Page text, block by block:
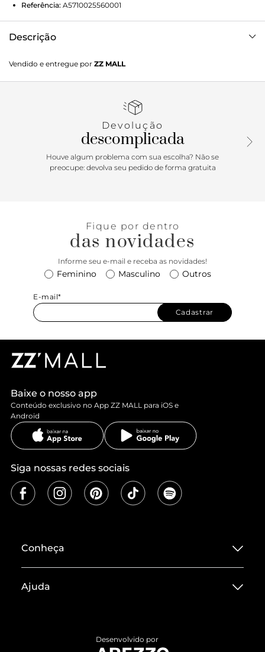
Referência: A5710025560001
Descrição
formato hobo e base retangular, em material liso com
acabamento de alto brilho. Traz alça de ombro de espessura
uma fivela metálica na lateral. Aplicação em relevo
Fechamento em zíper.
Vendido e entregue por ZZ MALL
Devolução
descomplicada
Houve algum problema com sua escolha? Não se
preocupe: devolva seu pedido de forma gratuita
Fique por dentro
das novidades
Informe seu e-mail e receba as novidades!
Feminino Masculino Outros
E-mail*
Cadastrar
Baixe o nosso app
Conteúdo exclusivo no App ZZ MALL para iOS e
Android
Siga nossas redes sociais
Conheça
Termos de Uso
Ajuda
Desenvolvido por